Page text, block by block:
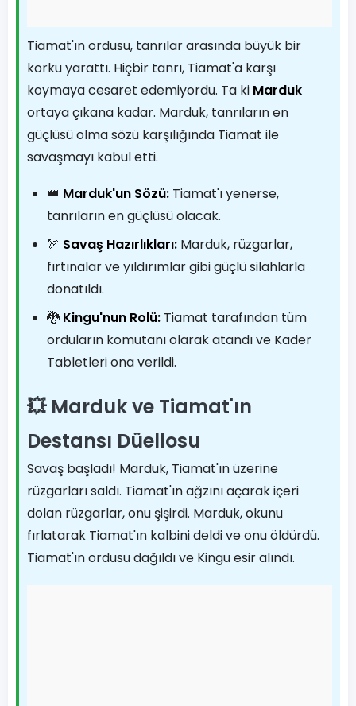
Tiamat'ın ordusu, tanrılar arasında büyük bir
korku yarattı. Hiçbir tanrı, Tiamat'a karşı
koymaya cesaret edemiyordu. Ta ki Marduk
ortaya çıkana kadar. Marduk, tanrıların en
güçlüsü olma sözü karşılığında Tiamat ile
savaşmayı kabul etti.
👑 Marduk'un Sözü: Tiamat'ı yenerse,
tanrıların en güçlüsü olacak.
🏹 Savaş Hazırlıkları: Marduk, rüzgarlar,
fırtınalar ve yıldırımlar gibi güçlü silahlarla
donatıldı.
🐉 Kingu'nun Rolü: Tiamat tarafından tüm
orduların komutanı olarak atandı ve Kader
Tabletleri ona verildi.
💥 Marduk ve Tiamat'ın
Destansı Düellosu
Savaş başladı! Marduk, Tiamat'ın üzerine
rüzgarları saldı. Tiamat'ın ağzını açarak içeri
dolan rüzgarlar, onu şişirdi. Marduk, okunu
fırlatarak Tiamat'ın kalbini deldi ve onu öldürdü.
Tiamat'ın ordusu dağıldı ve Kingu esir alındı.